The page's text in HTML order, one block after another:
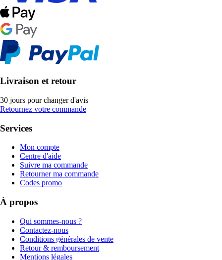
Livraison et retour
30 jours pour changer d'avis
Retournez votre commande
Services
Mon compte
Centre d'aide
Suivre ma commande
Retourner ma commande
Codes promo
À propos
Qui sommes-nous ?
Contactez-nous
Conditions générales de vente
Retour & remboursement
Mentions légales